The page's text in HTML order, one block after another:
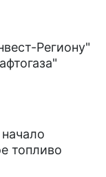
Региону"
топливо